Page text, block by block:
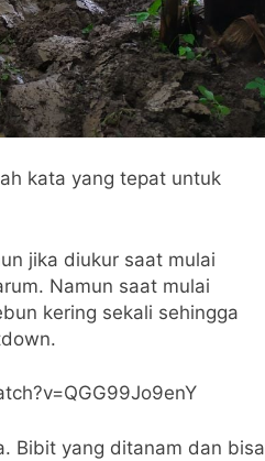
kata yang tepat untuk
jika diukur saat mulai
Namun saat mulai
kering sekali sehingga
Bibit yang ditanam dan bisa